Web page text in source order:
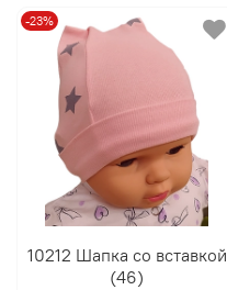
-23%
10212 Шапка со вставкой
(46)